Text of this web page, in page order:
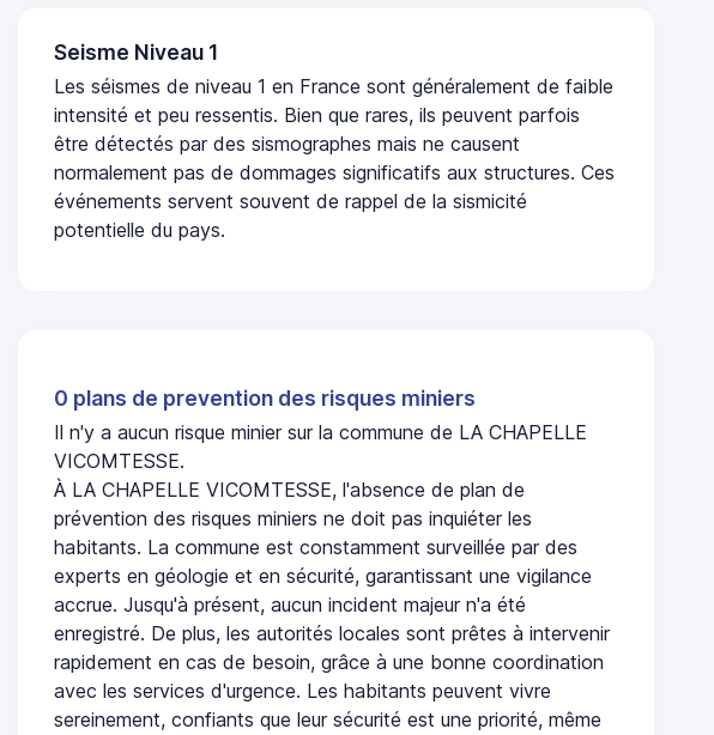
Seisme Niveau 1
Les séismes de niveau 1 en France sont généralement de faible
intensité et peu ressentis. Bien que rares, ils peuvent parfois
être détectés par des sismographes mais ne causent
normalement pas de dommages significatifs aux structures. Ces
événements servent souvent de rappel de la sismicité
potentielle du pays.
0 plans de prevention des risques miniers
Il n'y a aucun risque minier sur la commune de LA CHAPELLE
VICOMTESSE.
À LA CHAPELLE VICOMTESSE, l'absence de plan de
prévention des risques miniers ne doit pas inquiéter les
habitants. La commune est constamment surveillée par des
experts en géologie et en sécurité, garantissant une vigilance
accrue. Jusqu'à présent, aucun incident majeur n'a été
enregistré. De plus, les autorités locales sont prêtes à intervenir
rapidement en cas de besoin, grâce à une bonne coordination
avec les services d'urgence. Les habitants peuvent vivre
sereinement, confiants que leur sécurité est une priorité, même